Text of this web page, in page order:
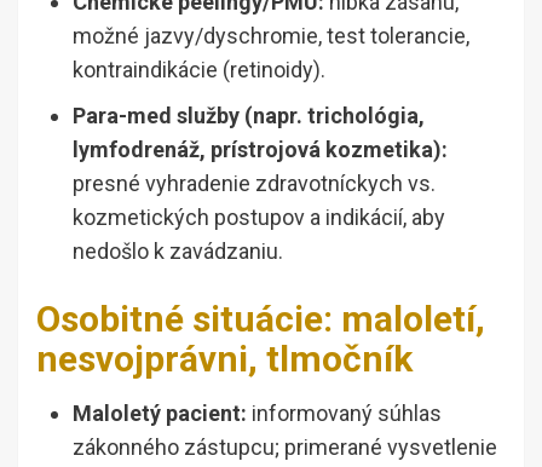
možné jazvy/dyschromie, test tolerancie,
kontraindikácie (retinoidy).
Para-med služby (napr. trichológia,
lymfodrenáž, prístrojová kozmetika):
presné vyhradenie zdravotníckych vs.
kozmetických postupov a indikácií, aby
nedošlo k zavádzaniu.
Osobitné situácie: maloletí,
nesvojprávni, tlmočník
Maloletý pacient: informovaný súhlas
zákonného zástupcu; primerané vysvetlenie